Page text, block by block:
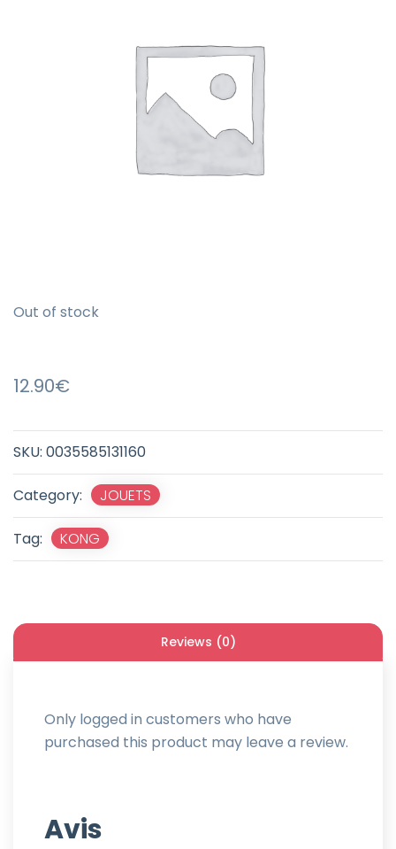
SKU: 0035585131160
Category: JOUETS
Tag: KONG
12.90€
Out of stock
Reviews (0)
Avis
Only logged in customers who have
purchased this product may leave a review.